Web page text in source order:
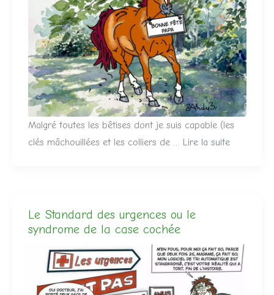
Malgré toutes les bêtises dont je suis capable (les
clés mâchouillées et les colliers de … Lire la suite
Le Standard des urgences ou le
syndrome de la case cochée